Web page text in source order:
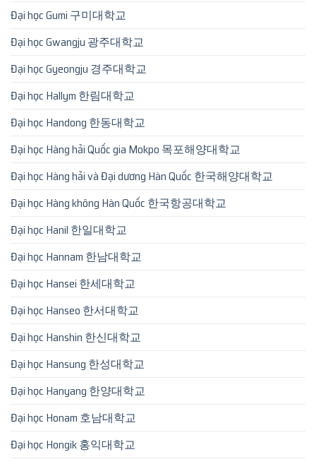
Đại học Gumi 구미대학교
Đại học Gwangju 광주대학교
Đại học Gyeongju 경주대학교
Đại học Hallym 한림대학교
Đại học Handong 한동대학교
Đại học Hàng hải Quốc gia Mokpo 목포해양대학교
Đại học Hàng hải và Đại dương Hàn Quốc 한국해양대학교
Đại học Hàng không Hàn Quốc 한국항공대학교
Đại học Hanil 한일대학교
Đại học Hannam 한남대학교
Đại học Hansei 한세대학교
Đại học Hanseo 한서대학교
Đại học Hanshin 한신대학교
Đại học Hansung 한성대학교
Đại học Hanyang 한양대학교
Đại học Honam 호남대학교
Đại học Hongik 홍익대학교